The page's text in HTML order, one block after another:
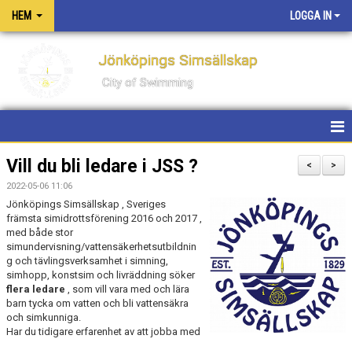
HEM LOGGA IN
Jönköpings Simsällskap
City of Swimming
HEM
NYHETER
KONTAKT
OM KLUBBEN
PM FÖR TÄVLINGAR OCH LÄGER
PRIVATLEKTIONER
>
<
Vill du bli ledare i JSS ?
2022-05-06 11:06
Jönköpings Simsällskap , Sveriges
främsta simidrottsförening 2016 och 2017 ,
med både stor
simundervisning/vattensäkerhetsutbildnin
g och tävlingsverksamhet i simning,
simhopp, konstsim och livräddning söker
flera ledare , som vill vara med och lära
barn tycka om vatten och bli vattensäkra
och simkunniga.
Har du tidigare erfarenhet av att jobba med